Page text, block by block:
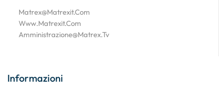
Matrex@matrexit.com
Www.matrexit.com
Amministrazione@matrex.tv
Informazioni